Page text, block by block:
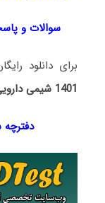
سوالات و
برای دانلود
1401 شیمی دارویی
دفترچه